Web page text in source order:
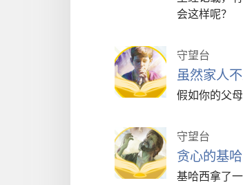
会这样呢？
守望台
虽然家人
假如你的父
守望台
贪心的基
基哈西拿了